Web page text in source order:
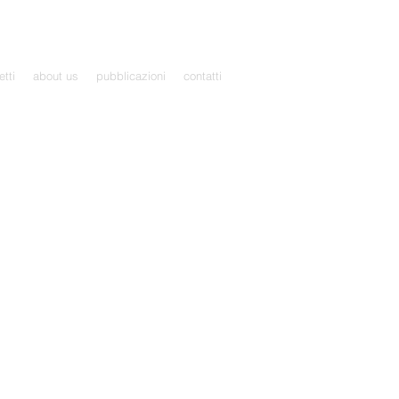
about us pubblicazioni contatti